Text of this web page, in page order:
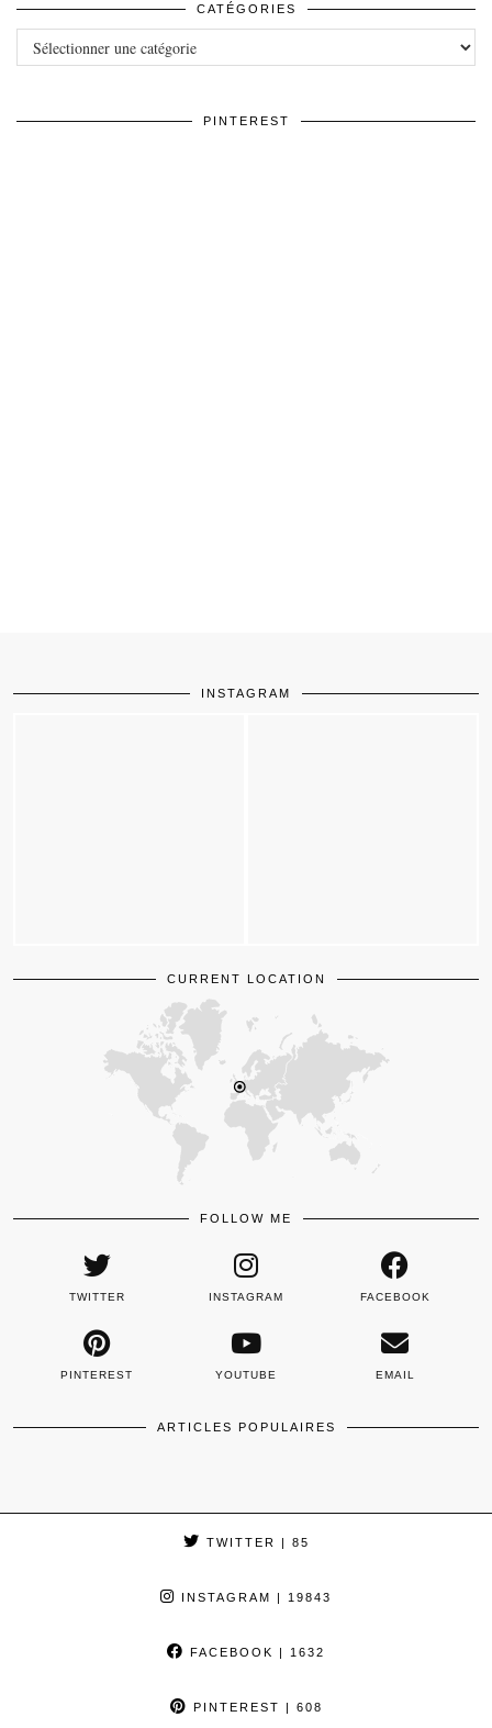
CATÉGORIES
Catégories
PINTEREST
INSTAGRAM
CURRENT LOCATION
FOLLOW ME
TWITTER INSTAGRAM FACEBOOK
PINTEREST YOUTUBE EMAIL
ARTICLES POPULAIRES
TWITTER | 85
INSTAGRAM | 19843
FACEBOOK | 1632
PINTEREST | 608